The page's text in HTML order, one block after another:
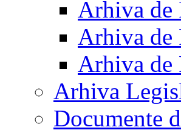
Arhiva de
Arhiva de
Arhiva de
Arhiva
Documente